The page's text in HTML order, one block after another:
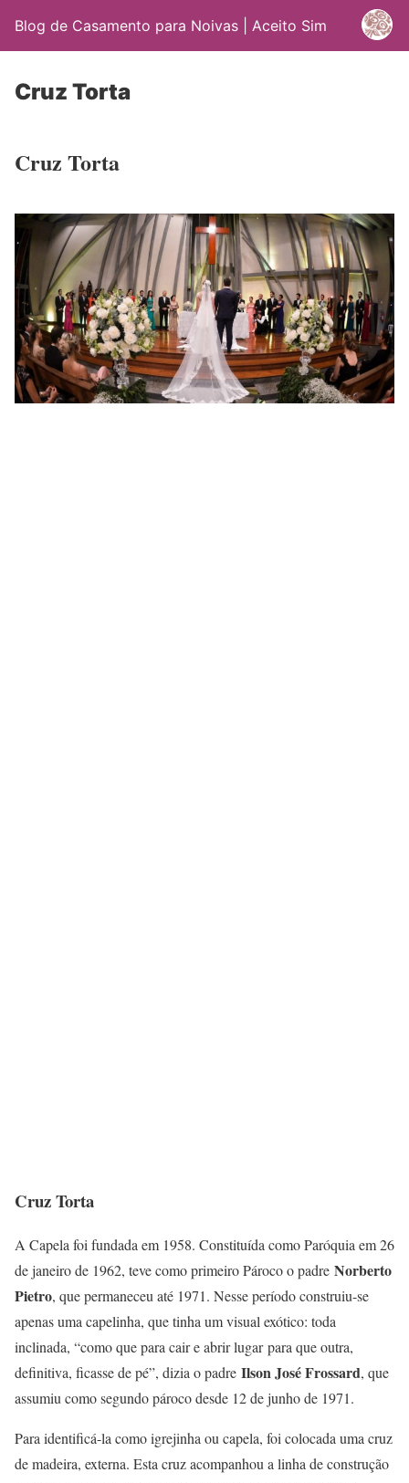
Blog de Casamento para Noivas | Aceito Sim
Cruz Torta
Cruz Torta
Cruz Torta
A Capela foi fundada em 1958. Constituída como Paróquia em 26
de janeiro de 1962, teve como primeiro Pároco o padre Norberto
Pietro, que permaneceu até 1971. Nesse período construiu-se
apenas uma capelinha, que tinha um visual exótico: toda
inclinada, “como que para cair e abrir lugar para que outra,
definitiva, ficasse de pé”, dizia o padre Ilson José Frossard, que
assumiu como segundo pároco desde 12 de junho de 1971.
Para identificá-la como igrejinha ou capela, foi colocada uma cruz
de madeira, externa. Esta cruz acompanhou a linha de construção